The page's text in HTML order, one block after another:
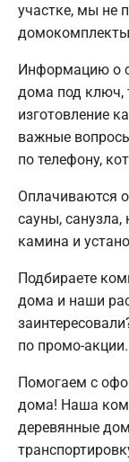
участке, мы не
Информацию о
дома под ключ,
изготовление
важные
по телефону,
Оплачиваются
сауны, санузла,
камина и
Подбираете
дома и наши
по промо-акции.
Помогаем с
дома! Наша
деревянные